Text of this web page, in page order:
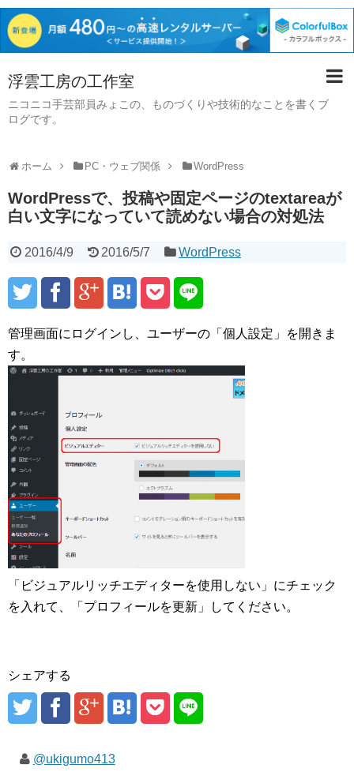
浮雲工房の工作室
ニコニコ手芸部員みょこの、ものづくりや技術的なことを書くブ
ログです。
ホーム PC・ウェブ関係 WordPress
WordPressで、投稿や固定ページのtextareaが
白い文字になっていて読めない場合の対処法
2016/4/9 2016/5/7 WordPress
管理画面にログインし、ユーザーの「個人設定」を開きま
す。
「ビジュアルリッチエディターを使用しない」にチェック
を入れて、「プロフィールを更新」してください。
シェアする
@ukigumo413